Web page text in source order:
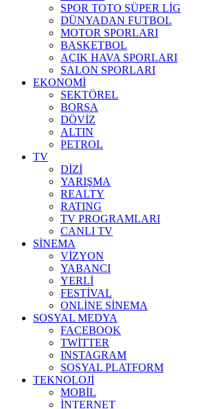
SPOR TOTO SÜPER LİG
DÜNYADAN FUTBOL
MOTOR SPORLARI
BASKETBOL
AÇIK HAVA SPORLARI
SALON SPORLARI
EKONOMİ
SEKTÖREL
BORSA
DÖVİZ
ALTIN
PETROL
TV
DİZİ
YARIŞMA
REALTY
RATING
TV PROGRAMLARI
CANLI TV
SİNEMA
VİZYON
YABANCI
YERLİ
FESTİVAL
ONLİNE SİNEMA
SOSYAL MEDYA
FACEBOOK
TWİTTER
INSTAGRAM
SOSYAL PLATFORM
TEKNOLOJİ
MOBİL
İNTERNET